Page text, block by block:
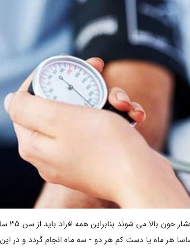
نیمی از جمعیت ایران با رسیدن به سن 55
هر ماه یا دست کم هر دو - سه ماه انجام گردد و در